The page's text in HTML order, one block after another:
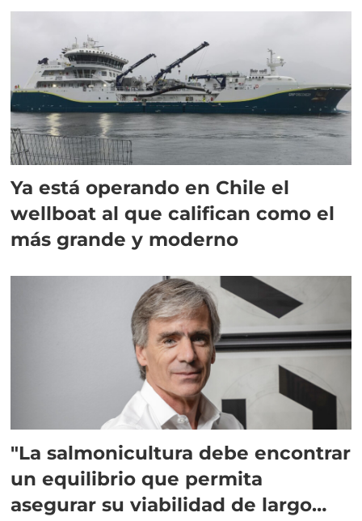
Ya está operando en Chile el
wellboat al que califican como el
más grande y moderno
"La salmonicultura debe encontrar
un equilibrio que permita
asegurar su viabilidad de largo